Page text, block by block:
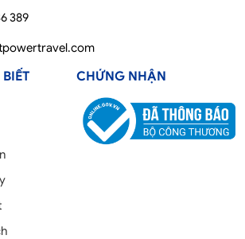
389
CHỨNG NHẬN